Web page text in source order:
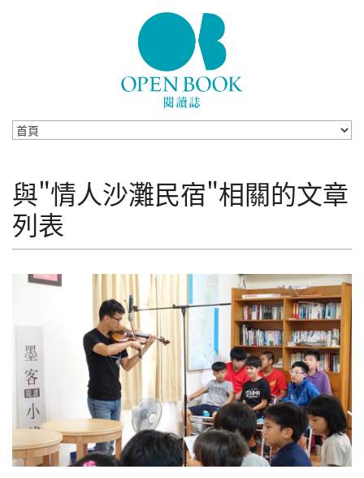
與"情人沙灘民宿"相關的文章
列表